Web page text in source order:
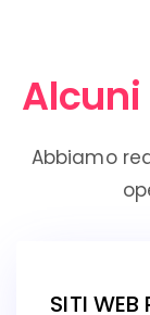
Alcuni
Abbiamo
SITI WEB